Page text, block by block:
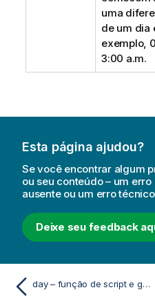
uma
de um dia
exemplo,
3:00 a.m.
Esta página ajudou?
Se você encontrar algum
ou seu conteúdo – um
ausente ou um erro
Deixe seu feedback
day – função de script e gráfico